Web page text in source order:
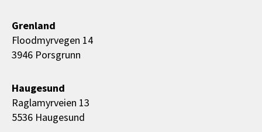
Grenland
Floodmyrvegen 14
3946 Porsgrunn
Haugesund
Raglamyrveien 13
5536 Haugesund